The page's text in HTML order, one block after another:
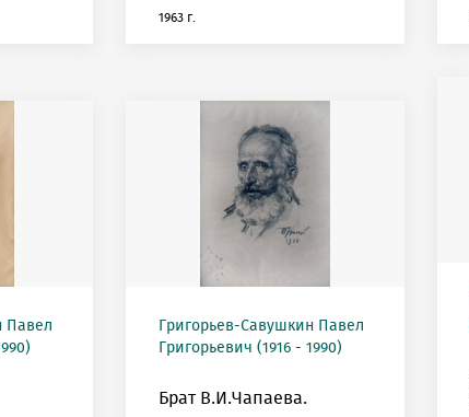
1963 г.
Павел
Григорьев-Савушкин Павел
Григорьевич (1916 - 1990)
Брат В.И.Чапаева.